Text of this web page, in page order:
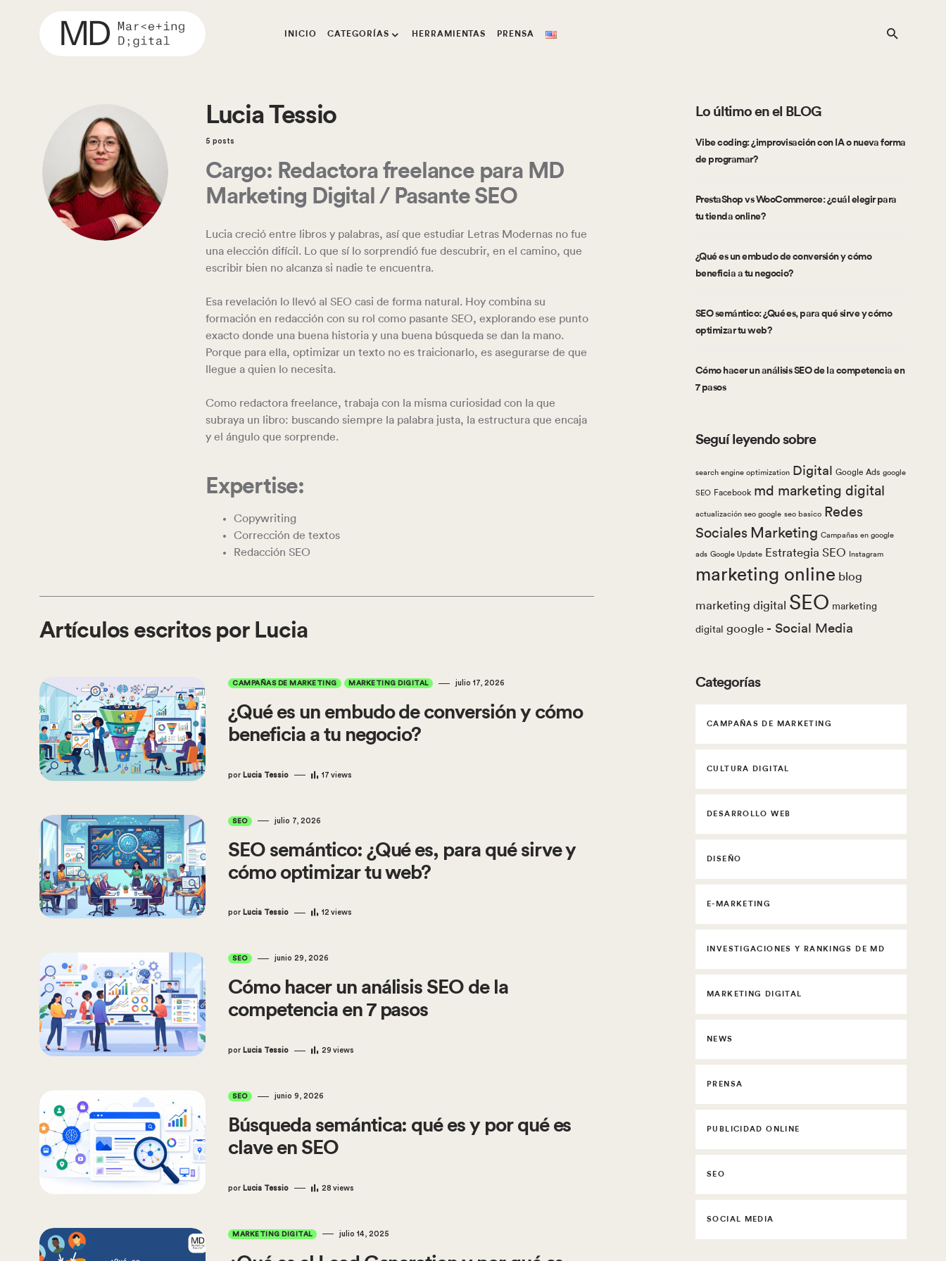
INICIO CATEGORÍAS HERRAMIENTAS PRENSA
Lucia Tessio
5 posts
Cargo: Redactora freelance para MD
Marketing Digital / Pasante SEO
Lucia creció entre libros y palabras, así que estudiar Letras Modernas no fue
una elección difícil. Lo que sí lo sorprendió fue descubrir, en el camino, que
escribir bien no alcanza si nadie te encuentra.
Esa revelación lo llevó al SEO casi de forma natural. Hoy combina su
formación en redacción con su rol como pasante SEO, explorando ese punto
exacto donde una buena historia y una buena búsqueda se dan la mano.
Porque para ella, optimizar un texto no es traicionarlo, es asegurarse de que
llegue a quien lo necesita.
Como redactora freelance, trabaja con la misma curiosidad con la que
subraya un libro: buscando siempre la palabra justa, la estructura que encaja
y el ángulo que sorprende.
Expertise:
Copywriting
Corrección de textos
Redacción SEO
Artículos escritos por Lucia
CAMPAÑAS DE MARKETING MARKETING DIGITAL julio 17, 2026
¿Qué es un embudo de conversión y cómo
beneficia a tu negocio?
por Lucia Tessio 17 views
SEO julio 7, 2026
SEO semántico: ¿Qué es, para qué sirve y
cómo optimizar tu web?
por Lucia Tessio 12 views
SEO junio 29, 2026
Cómo hacer un análisis SEO de la
competencia en 7 pasos
por Lucia Tessio 29 views
SEO junio 9, 2026
Búsqueda semántica: qué es y por qué es
clave en SEO
por Lucia Tessio 28 views
MARKETING DIGITAL julio 14, 2025
Lo último en el BLOG
Vibe coding: ¿improvisación con IA o nueva forma
de programar?
PrestaShop vs WooCommerce: ¿cuál elegir para
tu tienda online?
¿Qué es un embudo de conversión y cómo
beneficia a tu negocio?
SEO semántico: ¿Qué es, para qué sirve y cómo
optimizar tu web?
Cómo hacer un análisis SEO de la competencia en
7 pasos
Seguí leyendo sobre
search engine optimization Digital Google Ads google
SEO Facebook md marketing digital
actualización seo google seo basico
Redes
Sociales Marketing Campañas en google
ads Google Update Estrategia SEO Instagram
marketing online blog
marketing digital SEO marketing
digital google - Social Media
Categorías
CAMPAÑAS DE MARKETING
CULTURA DIGITAL
DESARROLLO WEB
DISEÑO
E-MARKETING
INVESTIGACIONES Y RANKINGS DE MD
MARKETING DIGITAL
NEWS
PRENSA
PUBLICIDAD ONLINE
SEO
SOCIAL MEDIA